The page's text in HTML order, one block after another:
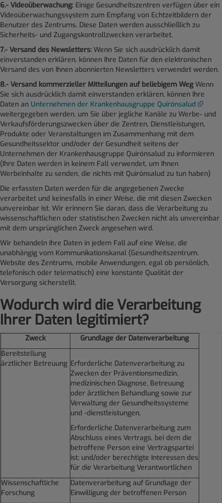
6.- Videoüberwachung: Einige Gesundheitszentren verfügen über ein
Videoüberwachungssystem zum Empfang von Echtzeitbildern der
Benutzer des Zentrums. Diese Daten werden ausschließlich zu
Sicherheits- und Zugangskontrollzwecken verarbeitet.
7.- Versand des Newsletters: Wenn Sie sich ausdrücklich damit
einverstanden erklären, können Ihre Daten für den elektronischen
Versand des von Ihnen abonnierten Newsletters verwendet werden.
8.- Versand kommerzieller Mitteilungen auf beliebigem WegWenn
Sie sich ausdrücklich damit einverstanden erklären, können Ihre
Daten an Unternehmen der Krankenhausgruppe Quirónsalud
weitergegeben werden, um Sie über jegliche Kanäle zu Werbe- und
Verkaufsförderungszwecken über die Zentren, Dienstleistungen,
Produkte oder Veranstaltungen im Zusammenhang mit dem
Gesundheitssektor und/oder der Gesundheit seitens der
Unternehmen der Krankenhausgruppe Quirónsalud zu informieren
(Ihre Daten werden in keinem Fall verwendet, um Ihnen
Werbeinhalte zu senden, die nichts mit Quirónsalud zu tun haben)
Die erfassten Daten werden für die angegebenen Zwecke
verarbeitet und keinesfalls in einer Weise, die mit diesen Zwecken
unvereinbar ist. Wir erinnern Sie daran, dass die Verarbeitung zu
wissenschaftlichen oder statistischen Zwecken nicht als unvereinbar
mit dem ursprünglichen Zweck angesehen wird.
Wir behandeln Ihre Daten in jedem Fall auf eine Weise, die
unabhängig vom Kommunikationskanal (Gesundheitszentrum,
Website des Zentrums, mobile Anwendungen, egal ob persönlich,
telefonisch oder telematisch) eine konstante Qualität der
Versorgung sicherstellt.
Wodurch wird die Verarbeitung
Ihrer Daten legitimiert?
Zweck
Grundlage der Datenverarbeitung
Bereitstellung
ärztlicher Betreuung Erforderliche Datenverarbeitung zu
Zwecken der Präventionsmedizin,
medizinischen Diagnose, Betreuung
oder ärztlichen Behandlung sowie zur
Verwaltung der Gesundheitssysteme
und -dienstleistungen,
Erforderliche Datenverarbeitung zum
Abschluss eines Vertrags, bei dem die
betroffene Person eine Vertragspartei
ist; und/oder berechtigte Interessen des
für die Verarbeitung Verantwortlichen
Wissenschaftliche
Forschung
Datenverarbeitung auf Grundlage der
Einwilligung der betroffenen Person